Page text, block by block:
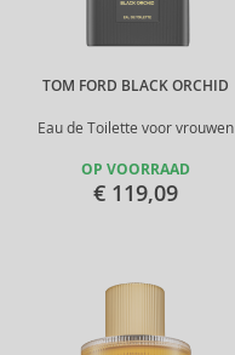
TOM FORD BLACK ORCHID
Eau de Toilette voor vrouwen
OP VOORRAAD
€ 119,09